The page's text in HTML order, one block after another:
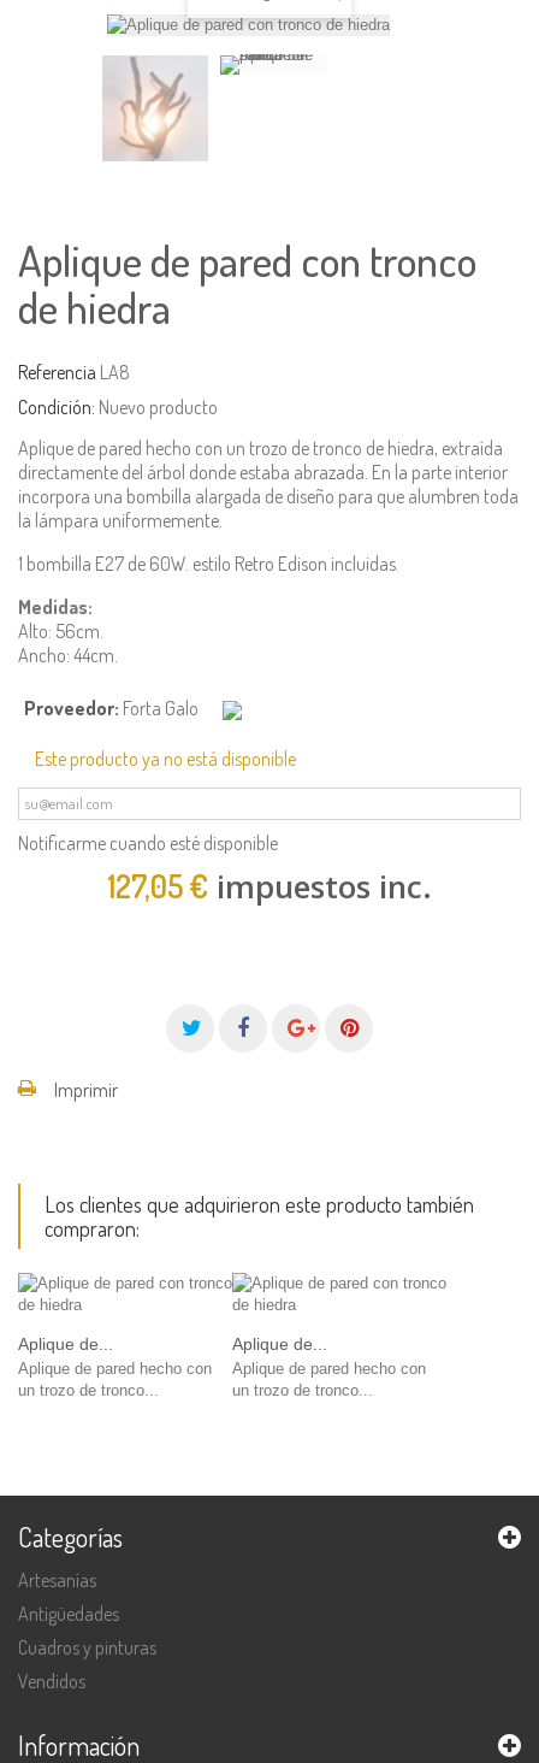
Aplique de pared con tronco
de hiedra
Referencia LA8
Condición: Nuevo producto
Aplique de pared hecho con un trozo de tronco de hiedra, extraída
directamente del árbol donde estaba abrazada. En la parte interior
incorpora una bombilla alargada de diseño para que alumbren toda
la lámpara uniformemente.
1 bombilla E27 de 60W. estilo Retro Edison incluidas.
Medidas:
Alto: 56cm.
Ancho: 44cm.
Proveedor: Forta Galo
Este producto ya no está disponible
Notificarme cuando esté disponible
127,05 € impuestos inc.
Imprimir
Los clientes que adquirieron este producto también
compraron:
Aplique de...
Aplique de pared hecho con
un trozo de tronco...
Aplique de...
Aplique de pared hecho con
un trozo de tronco...
Categorías
Artesanías
Antigüedades
Cuadros y pinturas
Vendidos
Información